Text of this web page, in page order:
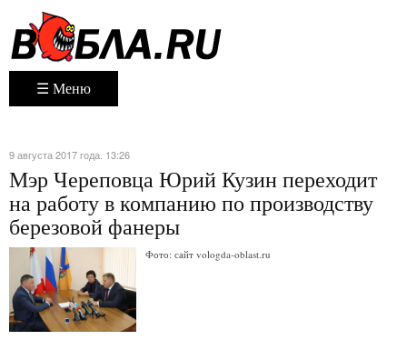
☰ Меню
9 августа 2017 года. 13:26
Мэр Череповца Юрий Кузин переходит
на работу в компанию по производству
березовой фанеры
Фото: сайт vologda-oblast.ru